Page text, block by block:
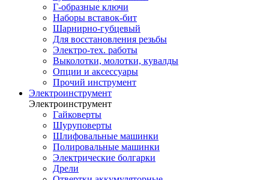
Г-образные ключи
Наборы вставок-бит
Шарнирно-губцевый
Для восстановления резьбы
Электро-тех. работы
Выколотки, молотки, кувалды
Опции и аксессуары
Прочий инструмент
Электроинструмент
Электроинструмент
Гайковерты
Шуруповерты
Шлифовальные машинки
Полировальные машинки
Электрические болгарки
Дрели